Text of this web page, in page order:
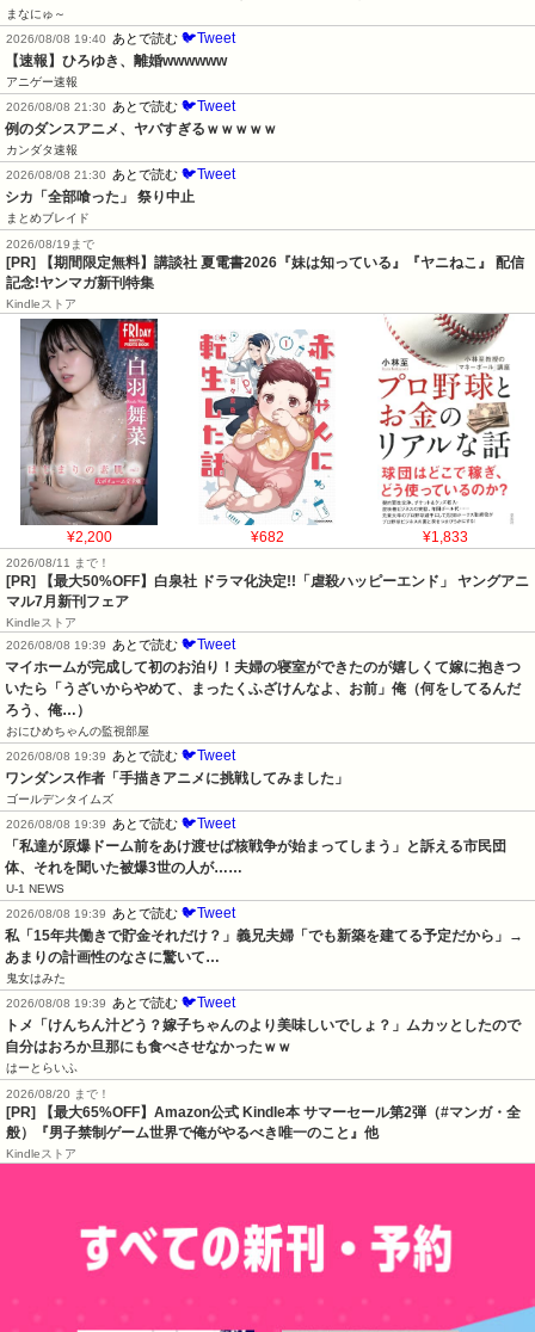
まなにゅ～
2026/08/08 19:40
あとで読む 🐦Tweet
【速報】ひろゆき、離婚wwwwww
アニゲー速報
2026/08/08 21:30
あとで読む 🐦Tweet
例のダンスアニメ、ヤバすぎるｗｗｗｗｗ
カンダタ速報
2026/08/08 21:30
あとで読む 🐦Tweet
シカ「全部喰った」 祭り中止
まとめブレイド
2026/08/19まで
[PR] 【期間限定無料】講談社 夏電書2026『妹は知っている』『ヤニねこ』 配信
記念!ヤンマガ新刊特集
Kindleストア
¥2,200 ¥682 ¥1,833
2026/08/11 まで！
[PR] 【最大50%OFF】白泉社 ドラマ化決定!!「虐殺ハッピーエンド」 ヤングアニ
マル7月新刊フェア
Kindleストア
2026/08/08 19:39
あとで読む 🐦Tweet
マイホームが完成して初のお泊り！夫婦の寝室ができたのが嬉しくて嫁に抱きつ
いたら「うざいからやめて、まったくふざけんなよ、お前」俺（何をしてるんだ
ろう、俺…）
おにひめちゃんの監視部屋
2026/08/08 19:39
あとで読む 🐦Tweet
ワンダンス作者「手描きアニメに挑戦してみました」
ゴールデンタイムズ
2026/08/08 19:39
あとで読む 🐦Tweet
「私達が原爆ドーム前をあけ渡せば核戦争が始まってしまう」と訴える市民団
体、それを聞いた被爆3世の人が……
U-1 NEWS
2026/08/08 19:39
あとで読む 🐦Tweet
私「15年共働きで貯金それだけ？」義兄夫婦「でも新築を建てる予定だから」→
あまりの計画性のなさに驚いて…
鬼女はみた
2026/08/08 19:39
あとで読む 🐦Tweet
トメ「けんちん汁どう？嫁子ちゃんのより美味しいでしょ？」ムカッとしたので
自分はおろか旦那にも食べさせなかったｗｗ
はーとらいふ
2026/08/20 まで！
[PR]
【最大65%OFF】Amazon公式 Kindle本 サマーセール第2弾（#マンガ・全
般）『男子禁制ゲーム世界で俺がやるべき唯一のこと』他
Kindleストア